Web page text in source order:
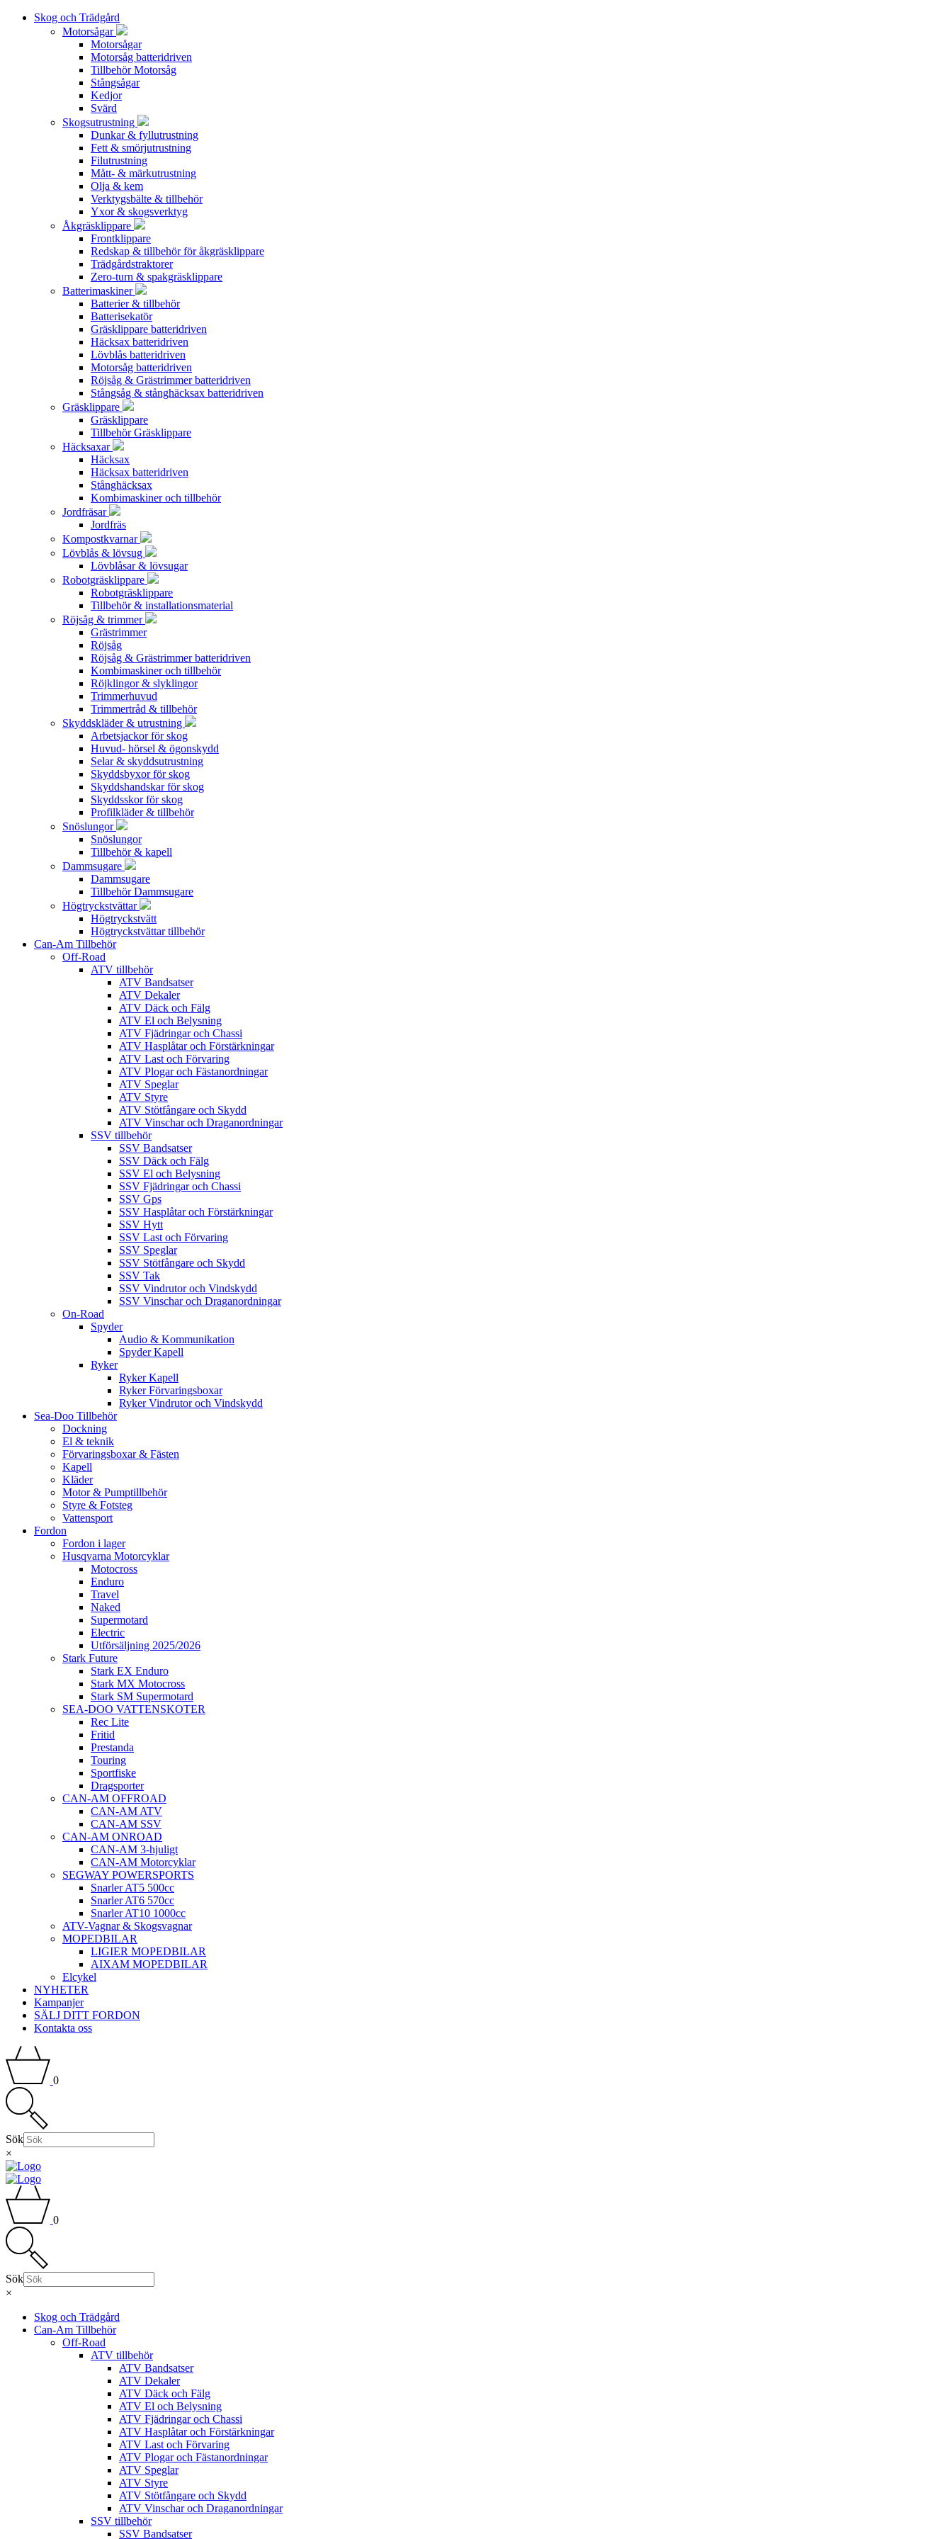
Skog och Trädgård
Motorsågar
Motorsågar
Motorsåg batteridriven
Tillbehör Motorsåg
Stångsågar
Kedjor
Svärd
Skogsutrustning
Dunkar & fyllutrustning
Fett & smörjutrustning
Filutrustning
Mått- & märkutrustning
Olja & kem
Verktygsbälte & tillbehör
Yxor & skogsverktyg
Åkgräsklippare
Frontklippare
Redskap & tillbehör för åkgräsklippare
Trädgårdstraktorer
Zero-turn & spakgräsklippare
Batterimaskiner
Batterier & tillbehör
Batterisekatör
Gräsklippare batteridriven
Häcksax batteridriven
Lövblås batteridriven
Motorsåg batteridriven
Röjsåg & Grästrimmer batteridriven
Stångsåg & stånghäcksax batteridriven
Gräsklippare
Gräsklippare
Tillbehör Gräsklippare
Häcksaxar
Häcksax
Häcksax batteridriven
Stånghäcksax
Kombimaskiner och tillbehör
Jordfräsar
Jordfräs
Kompostkvarnar
Lövblås & lövsug
Lövblåsar & lövsugar
Robotgräsklippare
Robotgräsklippare
Tillbehör & installationsmaterial
Röjsåg & trimmer
Grästrimmer
Röjsåg
Röjsåg & Grästrimmer batteridriven
Kombimaskiner och tillbehör
Röjklingor & slyklingor
Trimmerhuvud
Trimmertråd & tillbehör
Skyddskläder & utrustning
Arbetsjackor för skog
Huvud- hörsel & ögonskydd
Selar & skyddsutrustning
Skyddsbyxor för skog
Skyddshandskar för skog
Skyddsskor för skog
Profilkläder & tillbehör
Snöslungor
Snöslungor
Tillbehör & kapell
Dammsugare
Dammsugare
Tillbehör Dammsugare
Högtryckstvättar
Högtryckstvätt
Högtryckstvättar tillbehör
Can-Am Tillbehör
Off-Road
ATV tillbehör
ATV Bandsatser
ATV Dekaler
ATV Däck och Fälg
ATV El och Belysning
ATV Fjädringar och Chassi
ATV Hasplåtar och Förstärkningar
ATV Last och Förvaring
ATV Plogar och Fästanordningar
ATV Speglar
ATV Styre
ATV Stötfångare och Skydd
ATV Vinschar och Draganordningar
SSV tillbehör
SSV Bandsatser
SSV Däck och Fälg
SSV El och Belysning
SSV Fjädringar och Chassi
SSV Gps
SSV Hasplåtar och Förstärkningar
SSV Hytt
SSV Last och Förvaring
SSV Speglar
SSV Stötfångare och Skydd
SSV Tak
SSV Vindrutor och Vindskydd
SSV Vinschar och Draganordningar
On-Road
Spyder
Audio & Kommunikation
Spyder Kapell
Ryker
Ryker Kapell
Ryker Förvaringsboxar
Ryker Vindrutor och Vindskydd
Sea-Doo Tillbehör
Dockning
El & teknik
Förvaringsboxar & Fästen
Kapell
Kläder
Motor & Pumptillbehör
Styre & Fotsteg
Vattensport
Fordon
Fordon i lager
Husqvarna Motorcyklar
Motocross
Enduro
Travel
Naked
Supermotard
Electric
Utförsäljning 2025/2026
Stark Future
Stark EX Enduro
Stark MX Motocross
Stark SM Supermotard
SEA-DOO VATTENSKOTER
Rec Lite
Fritid
Prestanda
Touring
Sportfiske
Dragsporter
CAN-AM OFFROAD
CAN-AM ATV
CAN-AM SSV
CAN-AM ONROAD
CAN-AM 3-hjuligt
CAN-AM Motorcyklar
SEGWAY POWERSPORTS
Snarler AT5 500cc
Snarler AT6 570cc
Snarler AT10 1000cc
ATV-Vagnar & Skogsvagnar
MOPEDBILAR
LIGIER MOPEDBILAR
AIXAM MOPEDBILAR
Elcykel
NYHETER
Kampanjer
SÄLJ DITT FORDON
Kontakta oss
0
Sök
×
0
Sök
×
Skog och Trädgård
Can-Am Tillbehör
Off-Road
ATV tillbehör
ATV Bandsatser
ATV Dekaler
ATV Däck och Fälg
ATV El och Belysning
ATV Fjädringar och Chassi
ATV Hasplåtar och Förstärkningar
ATV Last och Förvaring
ATV Plogar och Fästanordningar
ATV Speglar
ATV Styre
ATV Stötfångare och Skydd
ATV Vinschar och Draganordningar
SSV tillbehör
SSV Bandsatser